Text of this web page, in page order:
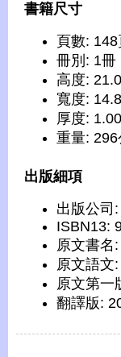
書籍尺寸
頁數: 148
冊別: 1冊
高度:
寬度:
厚度:
重量: 296
出版細項
出版公司
ISBN13:
原文書名
原文語文
原文第一
翻譯版: